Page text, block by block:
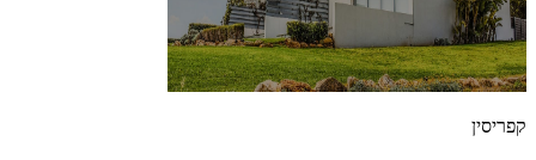
קפריסין